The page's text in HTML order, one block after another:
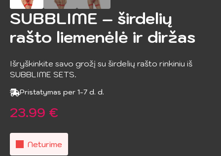
SUBBLIME – širdelių
rašto liemenėlė ir diržas
Išryškinkite savo grožį su širdelių rašto rinkiniu iš
SUBBLIME SETS.
Pristatymas per 1-7 d. d.
23.99 €
Neturime